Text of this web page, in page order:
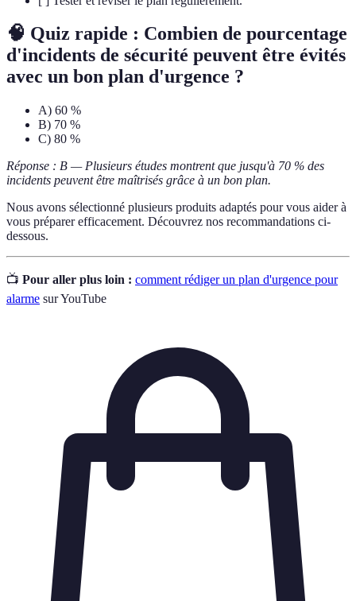
🧠 Quiz rapide : Combien de pourcentage
d'incidents de sécurité peuvent être évités
avec un bon plan d'urgence ?
A) 60 %
B) 70 %
C) 80 %
Réponse : B — Plusieurs études montrent que jusqu'à 70 % des
incidents peuvent être maîtrisés grâce à un bon plan.
Nous avons sélectionné plusieurs produits adaptés pour vous aider à
vous préparer efficacement. Découvrez nos recommandations ci-
dessous.
📺 Pour aller plus loin : comment rédiger un plan d'urgence pour
alarme sur YouTube